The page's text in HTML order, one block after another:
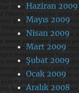
Haziran 2009
Mayıs 2009
Nisan 2009
Mart 2009
Şubat 2009
Ocak 2009
Aralık 2008